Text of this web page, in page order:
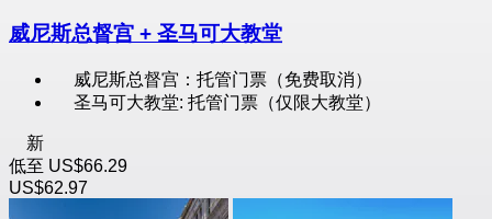
威尼斯总督宫 + 圣马可大教堂
威尼斯总督宫：托管门票（免费取消）
圣马可大教堂: 托管门票（仅限大教堂）
新
低至 US$66.29
US$62.97